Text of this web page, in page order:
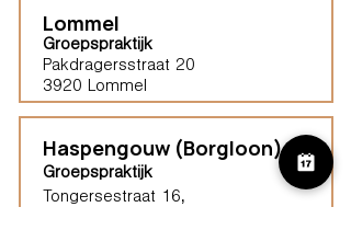
Lommel
Groepspraktijk
Pakdragersstraat 20
3920 Lommel
Haspengouw (Borgloon)
Groepspraktijk
Tongersestraat 16,